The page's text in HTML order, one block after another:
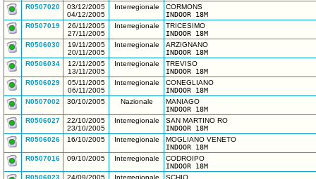
R0507020
03/12/2005
04/12/2005
Interregionale
CORMONS
INDOOR 18M
R0507019
26/11/2005
27/11/2005
Interregionale
TRICESIMO
INDOOR 18M
R0506030
19/11/2005
20/11/2005
Interregionale
ARZIGNANO
INDOOR 18M
R0506034
12/11/2005
13/11/2005
Interregionale
TREVISO
INDOOR 18M
R0506029
05/11/2005
06/11/2005
Interregionale
CONEGLIANO
INDOOR 18M
N0507002
30/10/2005 Nazionale
MANIAGO
INDOOR 18M
R0506027
22/10/2005
23/10/2005
Interregionale
SAN MARTINO RO
INDOOR 18M
R0506026
16/10/2005 Interregionale
MOGLIANO VENETO
INDOOR 18M
R0507016
09/10/2005 Interregionale
CODROIPO
INDOOR 18M
R0506023
24/09/2005
Interregionale
SCHIO